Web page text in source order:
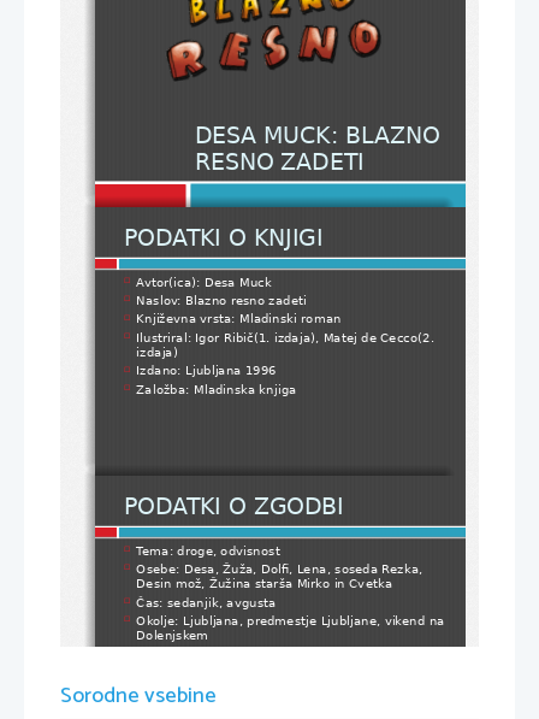
DESA MUCK: BLAZNO
RESNO ZADETI
PODATKI O KNJIGI
 Avtor(ica): Desa Muck
 Naslov: Blazno resno zadeti
 Književna vrsta: Mladinski roman

Ilustriral: Igor Ribič(1. izdaja), Matej de Cecco(2.
izdaja)
 Izdano: Ljubljana 1996
 Založba: Mladinska knjiga
PODATKI O ZGODBI
 Tema: droge, odvisnost

Osebe: Desa, Žuža, Dolfi, Lena, soseda Rezka,
Desin mož, Žužina starša Mirko in Cvetka
 Čas: sedanjik, avgusta

Okolje: Ljubljana, predmestje Ljubljane, vikend na
Dolenjskem
Sorodne vsebine